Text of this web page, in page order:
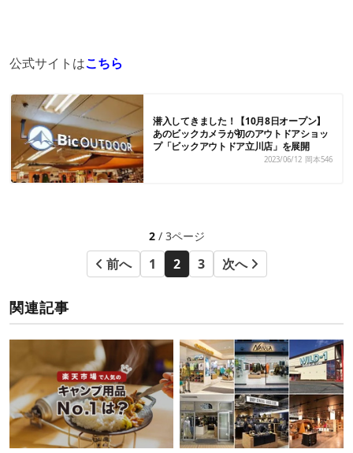
公式サイトはこちら
潜入してきました！【10月8日オープン】
あのビックカメラが初のアウトドアショッ
プ「ビックアウトドア立川店」を展開
2023/06/12 岡本546
2/ 3ページ
前へ 1 2 3 次へ
関連記事